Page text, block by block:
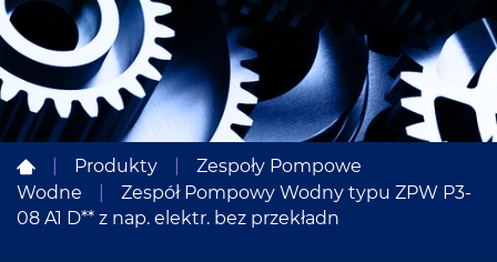
Produkty
Zespoły Pompowe
Wodne
Zespół Pompowy Wodny typu ZPW P3-
08 A1 D** z nap. elektr. bez przekładn